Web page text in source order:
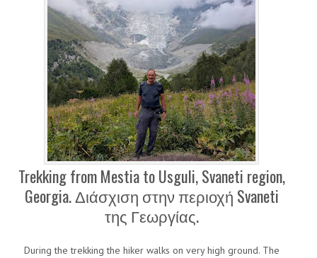
Trekking from Mestia to Usguli, Svaneti region,
Georgia. Διάσχιση στην περιοχή Svaneti
της Γεωργίας.
During the trekking the hiker walks on very high ground. The